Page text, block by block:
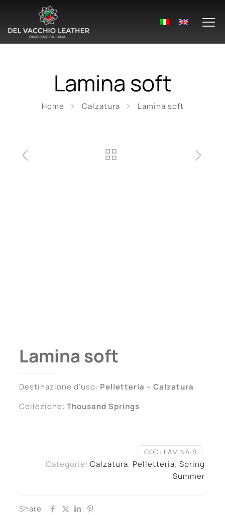
Lamina soft
Home Calzatura Lamina soft
Lamina soft
Destinazione d’uso: Pelletteria – Calzatura
Collezione: Thousand Springs
COD: LAMINA-S
Categorie: Calzatura, Pelletteria, Spring
Summer
Share